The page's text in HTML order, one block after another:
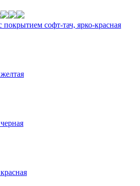
софт-тач, ярко-красная